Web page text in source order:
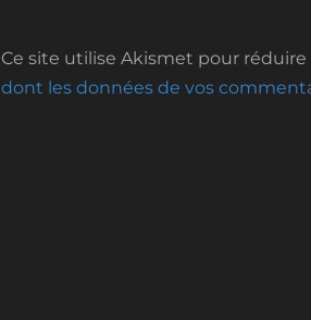
Ce site utilise Akismet pour réduire
dont les données de vos